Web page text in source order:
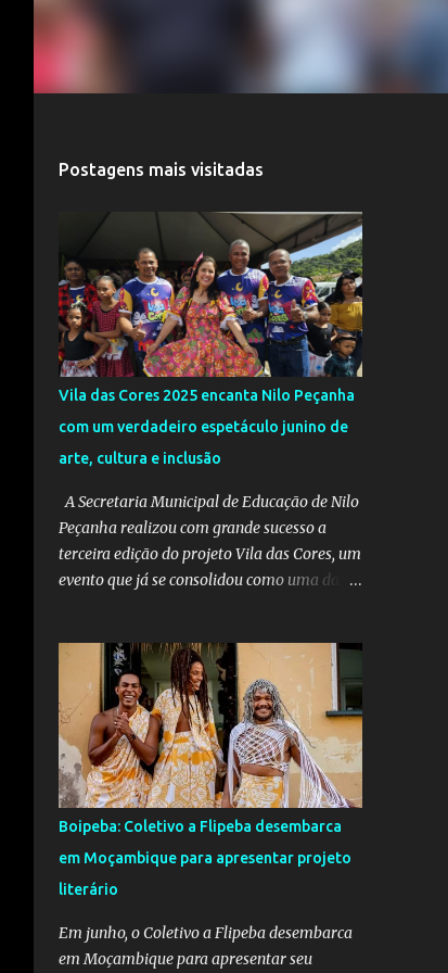
Postagens mais visitadas
Vila das Cores 2025 encanta Nilo Peçanha
com um verdadeiro espetáculo junino de
arte, cultura e inclusão
A Secretaria Municipal de Educação de Nilo
Peçanha realizou com grande sucesso a
terceira edição do projeto Vila das Cores, um
evento que já se consolidou como uma das
voltou a emocionar e envolver alunos,
famílias, educadores e toda a comunidade
escolar em uma programação repleta de
alegria, criatividade e tradição. Entre os dias
16 e 18 de junho, o clima junino tomou conta
das comunidades de Barra dos Carvalhos e
São Francisco, passando por São Benedito e
encerrando com grande estilo na sede do
município. Em cada local, os alunos deram
um verdadeiro show de participação e
muito forró, cores vibrantes, danças típicas,
Boipeba: Coletivo a Flipeba desembarca
em Moçambique para apresentar projeto
literário
Em junho, o Coletivo a Flipeba desembarca
em Moçambique para apresentar seu